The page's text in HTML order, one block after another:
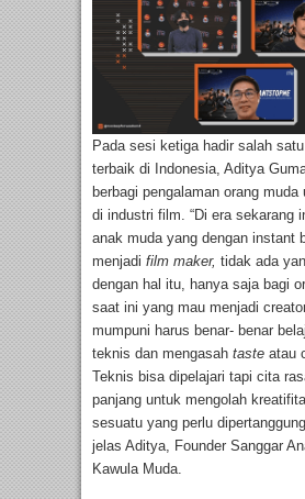
Pada sesi ketiga hadir salah
terbaik di Indonesia, Aditya
berbagi pengalaman orang
di industri film. “Di era sekarang
anak muda yang dengan instant
menjadi film maker, tidak ada
dengan hal itu, hanya saja bagi
saat ini yang mau menjadi
mumpuni harus benar- benar
teknis dan mengasah taste atau
Teknis bisa dipelajari tapi cita
panjang untuk mengolah
sesuatu yang perlu
jelas Aditya, Founder Sanggar
Kawula Muda.